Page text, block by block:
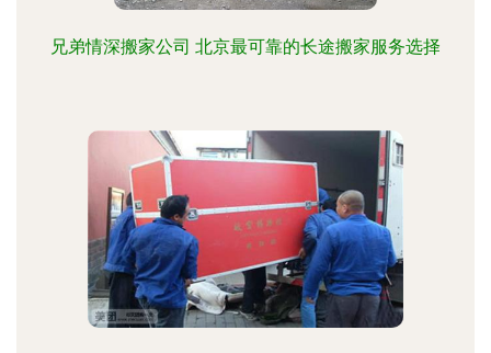
兄弟情深搬家公司 北京最可靠的长途搬家服务选择